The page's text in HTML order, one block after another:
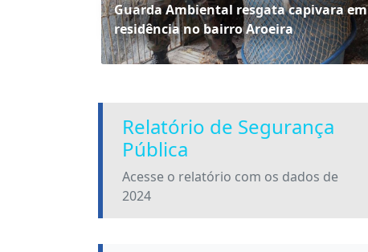
Guarda Ambiental resgata capivara em
residência no bairro Aroeira
Relatório de Segurança
Pública
Acesse o relatório com os dados de
2024